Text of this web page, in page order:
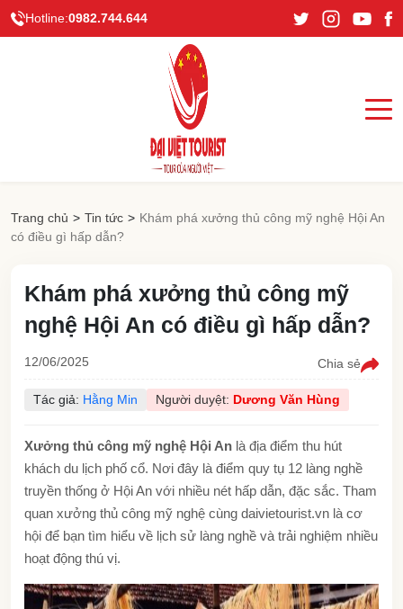
Hotline:0982.744.644
Trang chủ > Tin tức > Khám phá xưởng thủ công mỹ nghệ Hội An
có điều gì hấp dẫn?
Khám phá xưởng thủ công mỹ
nghệ Hội An có điều gì hấp dẫn?
12/06/2025 Chia sẻ
Tác giả: Hằng Min Người duyệt: Dương Văn Hùng
Xưởng thủ công mỹ nghệ Hội An là địa điểm thu hút
khách du lịch phố cổ. Nơi đây là điểm quy tụ 12 làng nghề
truyền thống ở Hội An với nhiều nét hấp dẫn, đặc sắc. Tham
quan xưởng thủ công mỹ nghệ cùng daivietourist.vn là cơ
hội để bạn tìm hiểu về lịch sử làng nghề và trải nghiệm nhiều
hoạt động thú vị.